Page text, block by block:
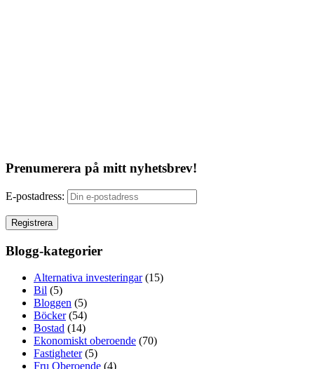
Prenumerera på mitt nyhetsbrev!
E-postadress:
Blogg-kategorier
Alternativa investeringar(15)
Bil (5)
Bloggen (5)
Böcker(54)
Bostad (14)
Ekonomiskt oberoende (70)
Fastigheter(5)
Fru Oberoende (4)